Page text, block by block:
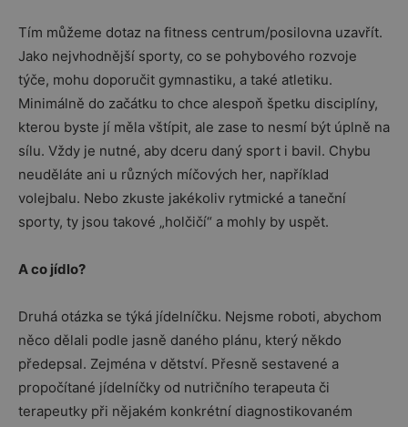
Tím můžeme dotaz na fitness centrum/posilovna uzavřít.
Jako nejvhodnější sporty, co se pohybového rozvoje
týče, mohu doporučit gymnastiku, a také atletiku.
Minimálně do začátku to chce alespoň špetku disciplíny,
kterou byste jí měla vštípit, ale zase to nesmí být úplně na
sílu. Vždy je nutné, aby dceru daný sport i bavil. Chybu
neuděláte ani u různých míčových her, například
volejbalu. Nebo zkuste jakékoliv rytmické a taneční
sporty, ty jsou takové „holčičí“ a mohly by uspět.
A co jídlo?
Druhá otázka se týká jídelníčku. Nejsme roboti, abychom
něco dělali podle jasně daného plánu, který někdo
předepsal. Zejména v dětství. Přesně sestavené a
propočítané jídelníčky od nutričního terapeuta či
terapeutky při nějakém konkrétní diagnostikovaném